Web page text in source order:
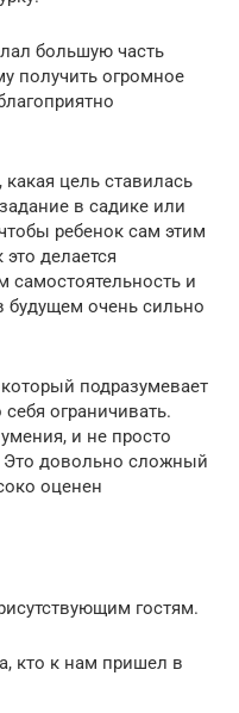
большую часть
получить огромное
цель ставилась
в садике или
ребенок сам этим
делается
самостоятельность и
будущем очень сильно
подразумевает
ограничивать.
и не просто
Это довольно сложный
оценен
гостям.
кто к нам пришел в